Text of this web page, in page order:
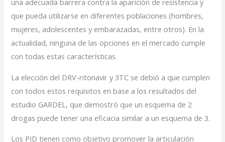
una adecuada barrera contra la aparición de resistencia y
que pueda utilizarse en diferentes poblaciones (hombres,
mujeres, adolescentes y embarazadas, entre otros). En la
actualidad, ninguna de las opciones en el mercado cumple
con todas estas características.
La elección del DRV-ritonavir y 3TC se debió a que cumplen
con todos estos requisitos en base a los resultados del
estudio GARDEL, que demostró que un esquema de 2
drogas puede tener una eficacia similar a un esquema de 3.
Los PID tienen como objetivo promover la articulación